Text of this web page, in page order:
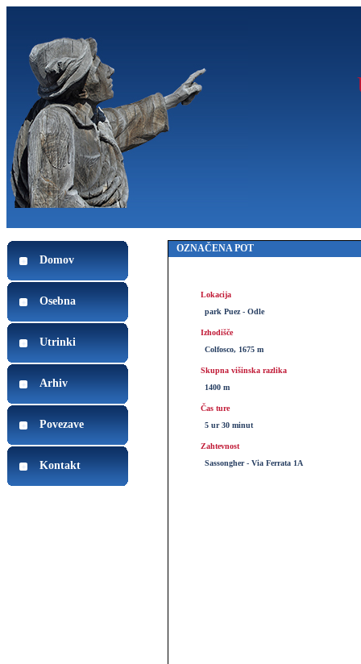
Domov
Osebna
Utrinki
Arhiv
Povezave
Kontakt
OZNAČENA POT
Lokacija
park Puez - Odle
Izhodišče
Colfosco, 1675 m
Skupna višinska razlika
1400 m
Čas ture
5 ur 30 minut
Zahtevnost
Sassongher - Via Ferrata 1A